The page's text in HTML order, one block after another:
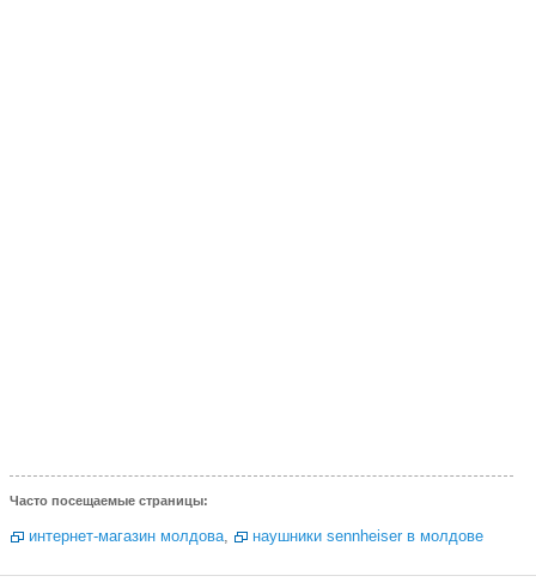
Часто посещаемые страницы:
интернет-магазин молдова, наушники sennheiser в молдове